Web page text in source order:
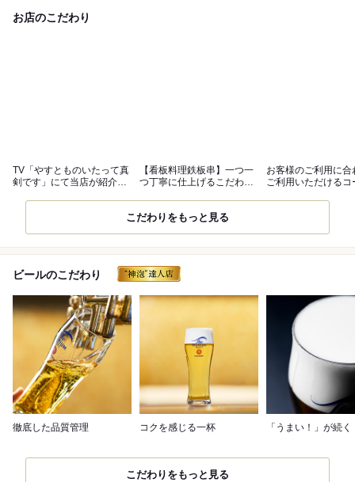
お店のこだわり
TV「やすとものいたって真
剣です」にて当店が紹介さ
【看板料理鉄板串】一つ一
つ丁寧に仕上げるこだわり
お客様のご利用に合
ご利用いただけるコ
こだわりをもっと見る
ビールのこだわり
徹底した品質管理 コクを感じる一杯 「うまい！」が続く
こだわりをもっと見る